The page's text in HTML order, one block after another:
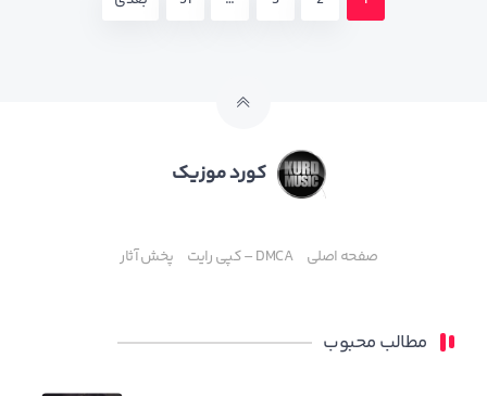
کورد موزیک
صفحه اصلی DMCA – کپی رایت پخش آثار
مطالب محبوب